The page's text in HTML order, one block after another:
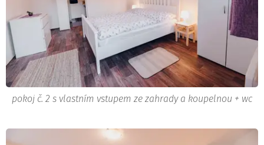
pokoj č. 2 s vlastním vstupem ze zahrady a koupelnou + wc